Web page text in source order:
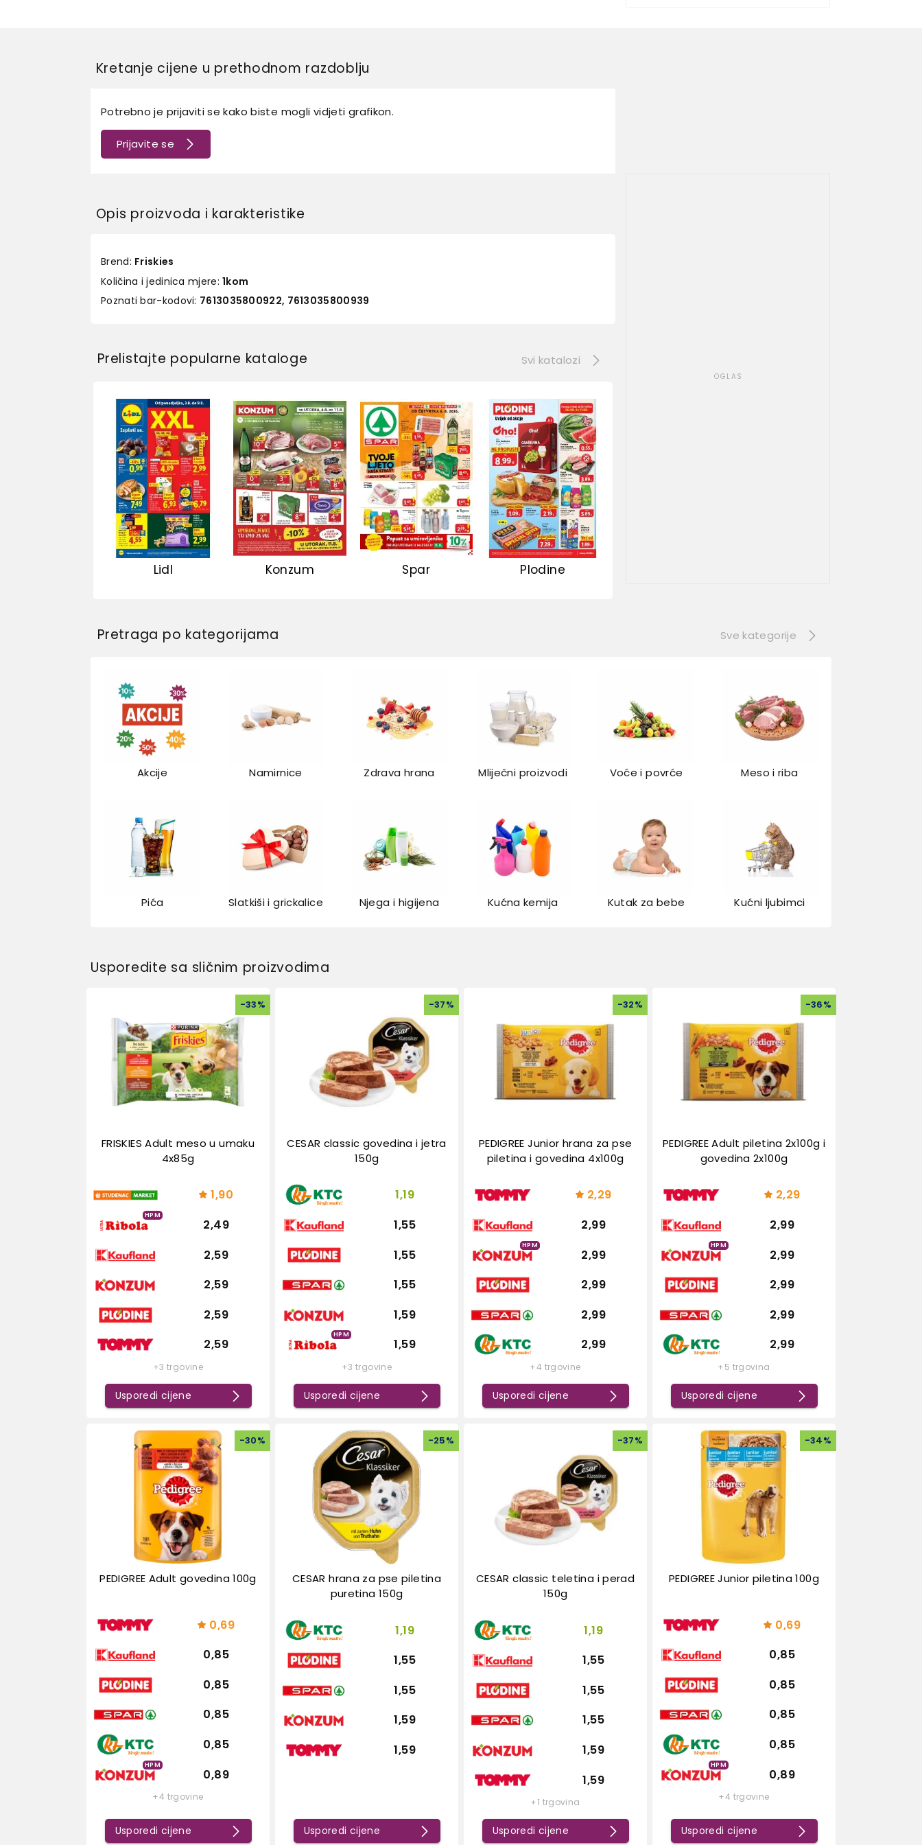
Kretanje cijene u prethodnom razdoblju
Potrebno je prijaviti se kako biste mogli vidjeti grafikon.
Prijavite se
Opis proizvoda i karakteristike
Brend: Friskies
Količina i jedinica mjere:1kom
Poznati bar-kodovi: 7613035800922, 7613035800939
Prelistajte popularne kataloge Svi katalozi
Lidl Konzum Spar Plodine
Pretraga po kategorijama Sve kategorije
Akcije Namirnice Zdrava hrana Mliječni proizvodi Voće i povrće Meso i riba
Pića Slatkiši i grickalice Njega i higijena Kućna kemija Kutak za bebe Kućni ljubimci
Usporedite sa sličnim proizvodima
-33%
FRISKIES Adult meso u umaku
4x85g
1,90
HPM
2,49
2,59
2,59
2,59
2,59
+3 trgovine
Usporedi cijene
-37%
CESAR classic govedina i jetra
150g
1,19
1,55
1,55
1,55
1,59
HPM
1,59
+3 trgovine
Usporedi cijene
-32%
PEDIGREE Junior hrana za pse
piletina i govedina 4x100g
2,29
2,99
HPM
2,99
2,99
2,99
2,99
+4 trgovine
Usporedi cijene
-36%
PEDIGREE Adult piletina 2x100g i
govedina 2x100g
2,29
2,99
HPM
2,99
2,99
2,99
2,99
+5 trgovina
Usporedi cijene
-30%
PEDIGREE Adult govedina 100g
0,69
0,85
0,85
0,85
0,85
HPM
0,89
+4 trgovine
Usporedi cijene
-25%
CESAR hrana za pse piletina
puretina 150g
1,19
1,55
1,55
1,59
1,59
Usporedi cijene
-37%
CESAR classic teletina i perad
150g
1,19
1,55
1,55
1,55
1,59
1,59
+1 trgovina
Usporedi cijene
-34%
PEDIGREE Junior piletina 100g
0,69
0,85
0,85
0,85
0,85
HPM
0,89
+4 trgovine
Usporedi cijene